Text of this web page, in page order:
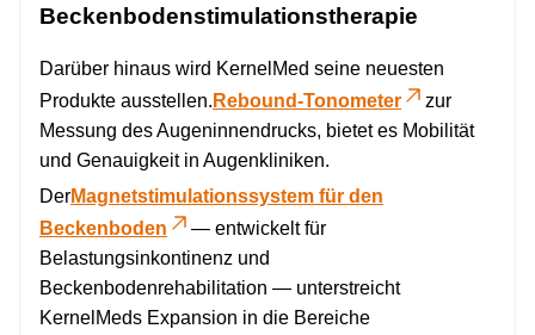
Beckenbodenstimulationstherapie
Darüber hinaus wird KernelMed seine neuesten
Produkte ausstellen. Rebound-Tonometer
zur
Messung des Augeninnendrucks, bietet es Mobilität
und Genauigkeit in Augenkliniken.
DerMagnetstimulationssystem für den
Beckenboden
— entwickelt für
Belastungsinkontinenz und
Beckenbodenrehabilitation — unterstreicht
KernelMeds Expansion in die Bereiche